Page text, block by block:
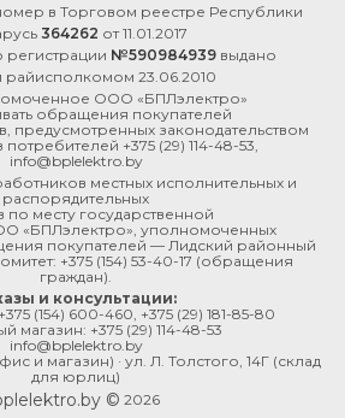
в Торговом реестре Республики
364262 от 11.01.2017
регистрации №590984939выдано
райисполкомом 23.06.2010
ООО «БПЛэлектро»
обращения покупателей
предусмотренных законодательством
потребителей +375 (29) 114-48-53
info@bplelektro.by
местных исполнительных и
распорядительных
по месту государственной
«БПЛэлектро», уполномоченных
покупателей — Лидский районный
+375 (154) 53-40-17 (обращения
граждан).
и консультации:
+375 (154) 600-460 +375 (29) 181-85-80
магазин: +375 (29) 114-48-53
info@bplelektro.by
и магазин) · ул. Л. Толстого, 14Г (склад
для юрлиц)
© 2026